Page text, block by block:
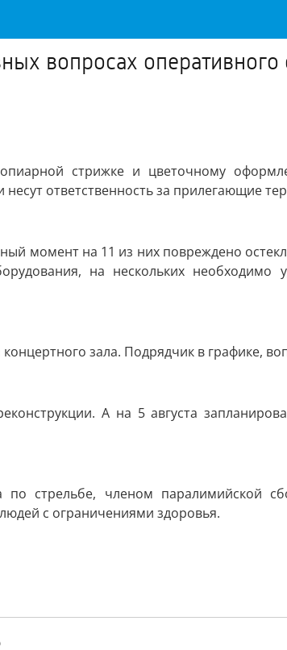
вопросах
стрижке и цветочному
ответственность за прилегающие
момент на 11 из них повреждено
на нескольких
зала. Подрядчик в графике,
А на 5 августа
по стрельбе, членом паралимийской
с ограничениями здоровья.